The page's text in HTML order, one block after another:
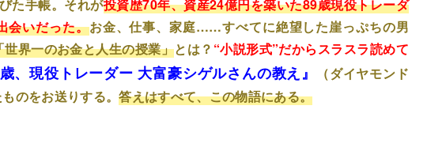
た手帳。それが投資歴70年、資産24億円を築いた89歳現役トレーダ
会いだった。お金、仕事、家庭……すべてに絶望した崖っぷちの男
世界一のお金と人生の授業」とは？ “小説形式”だからスラスラ読めて
歳、現役トレーダー 大富豪シゲルさんの教え』
（ダイヤモンド
のをお送りする。答えはすべて、この物語にある。